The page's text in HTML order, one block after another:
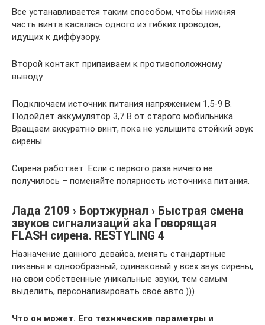
Все устанавливается таким способом, чтобы нижняя
часть винта касалась одного из гибких проводов,
идущих к диффузору.
Второй контакт припаиваем к противоположному
выводу.
Подключаем источник питания напряжением 1,5-9 В.
Подойдет аккумулятор 3,7 В от старого мобильника.
Вращаем аккуратно винт, пока не услышите стойкий звук
сирены.
Сирена работает. Если с первого раза ничего не
получилось – поменяйте полярность источника питания.
Лада 2109 › Бортжурнал › Быстрая смена
звуков сигнализаций aka Говорящая
FLASH сирена. RESTYLING 4
Назначение данного девайса, менять стандартные
пиканья и однообразный, одинаковый у всех звук сирены,
на свои собственные уникальные звуки, тем самым
выделить, персонализировать своё авто.)))
Что он может. Его технические параметры и